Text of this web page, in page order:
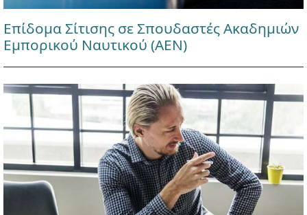
Επίδομα Σίτισης σε Σπουδαστές Ακαδημιών
Εμπορικού Ναυτικού (ΑΕΝ)